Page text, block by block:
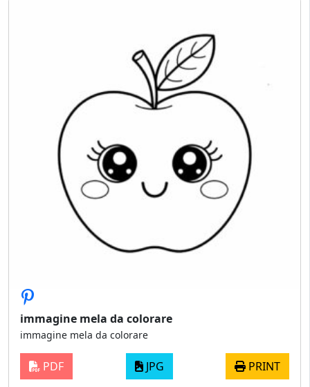
immagine mela da colorare
immagine mela da colorare
PDF JPG PRINT